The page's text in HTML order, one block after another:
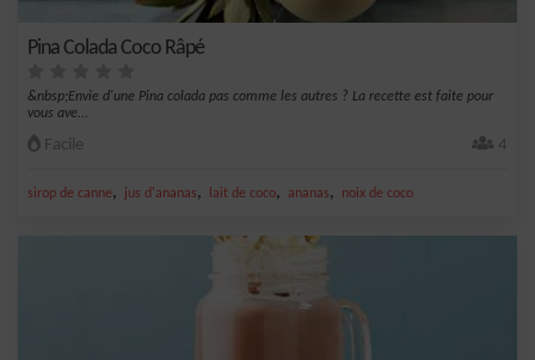
Pina Colada Coco Râpé
&nbsp;Envie d'une Pina colada pas comme les autres ? La recette est faite pour
vous ave...
Facile 4
sirop de canne, jus d'ananas, lait de coco, ananas, noix de coco